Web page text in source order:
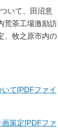
いて、田沼意
荒茶工場激励訪
、牧之原市内の
て[PDFファイ
策定[PDFファ